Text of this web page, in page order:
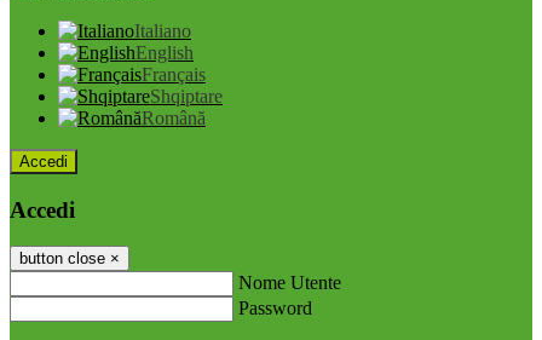
Italiano
English
Français
Shqiptare
Română
Accedi
Accedi
button close ×
Nome Utente
Password